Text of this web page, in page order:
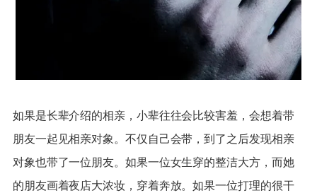
如果是长辈介绍的相亲，小辈往往会比较害羞，会想着带
朋友一起见相亲对象。不仅自己会带，到了之后发现相亲
对象也带了一位朋友。如果一位女生穿的整洁大方，而她
的朋友画着夜店大浓妆，穿着奔放。如果一位打理的很干